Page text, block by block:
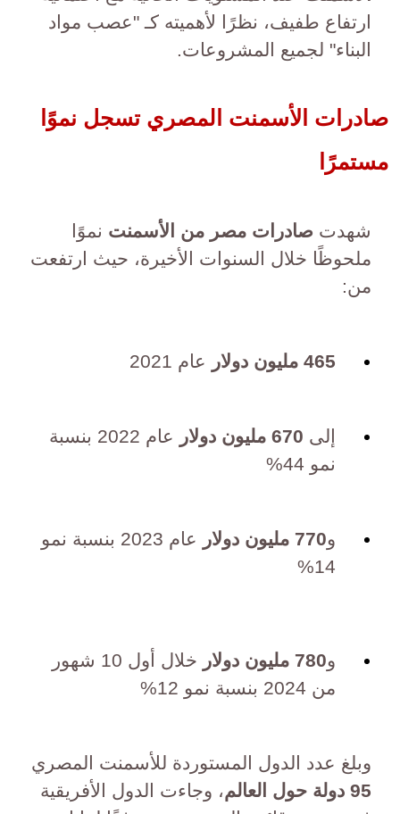
ارتفاع طفيف، نظرًا لأهميته كـ "عصب مواد
البناء" لجميع المشروعات.
صادرات الأسمنت المصري تسجل نموًا
مستمرًا
شهدت صادرات مصر من الأسمنت نموًا
ملحوظًا خلال السنوات الأخيرة، حيث ارتفعت
من:
465 مليون دولار عام 2021
إلى 670 مليون دولار
عام 2022 بنسبة
نمو 44%
و770 مليون دولار
عام 2023 بنسبة نمو
14%
و780 مليون دولار
خلال أول 10 شهور
من 2024 بنسبة نمو 12%
وبلغ عدد الدول المستوردة للأسمنت المصري
95 دولة حول العالم
، وجاءت الدول الأفريقية